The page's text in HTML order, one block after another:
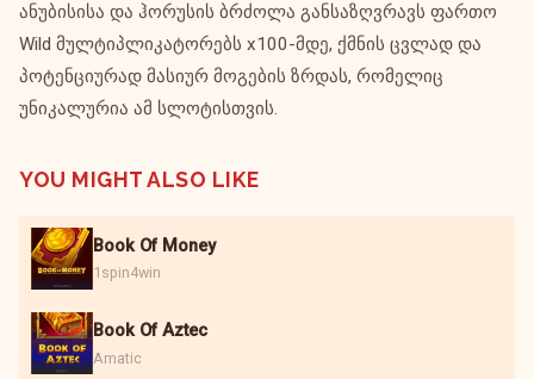
ანუბისისა და ჰორუსის ბრძოლა განსაზღვრავს ფართო
Wild მულტიპლიკატორებს x100-მდე, ქმნის ცვლად და
პოტენციურად მასიურ მოგების ზრდას, რომელიც
უნიკალურია ამ სლოტისთვის.
YOU MIGHT ALSO LIKE
Book Of Money
1spin4win
Book Of Aztec
Amatic